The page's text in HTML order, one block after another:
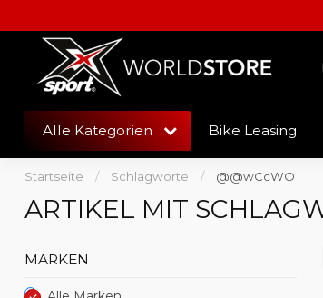
Alle Kategorien Bike Leasing
Startseite / Schlagworte / @@wCcWO
ARTIKEL MIT
MARKEN